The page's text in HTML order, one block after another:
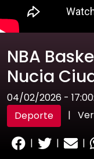
NBA
Nucia
04/02/2026 -
Deporte
|
| | |